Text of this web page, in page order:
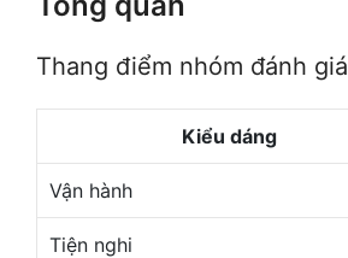
Thang điểm nhóm đánh giá
Kiểu dáng
Vận hành
Tiện nghi